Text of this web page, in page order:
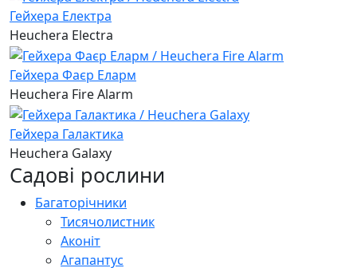
Гейхера Електра
Heuchera Electra
Гейхера Фаєр Елaрм
Heuchera Fire Alarm
Гейхера Галактика
Heuchera Galaxy
Садові рослини
Багаторічники
Тисячолистник
Аконіт
Агапантус